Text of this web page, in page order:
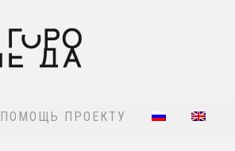
ПОМОЩЬ ПРОЕКТУ